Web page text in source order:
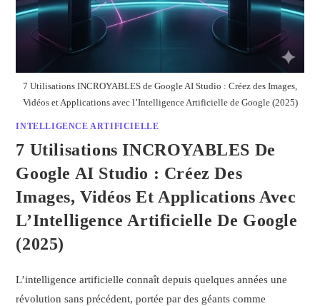
7 Utilisations INCROYABLES de Google AI Studio : Créez des Images,
Vidéos et Applications avec l’Intelligence Artificielle de Google (2025)
INTELLIGENCE ARTIFICIELLE
7 Utilisations INCROYABLES De
Google AI Studio : Créez Des
Images, Vidéos Et Applications Avec
L’Intelligence Artificielle De Google
(2025)
L’intelligence artificielle connaît depuis quelques années une
révolution sans précédent, portée par des géants comme